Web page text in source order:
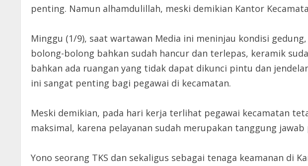
penting. Namun alhamdulillah, meski demikian Kantor
Minggu (1/9), saat wartawan Media ini meninjau kondisi
bolong-bolong bahkan sudah hancur dan terlepas, keramik
bahkan ada ruangan yang tidak dapat dikunci pintu dan
ini sangat penting bagi pegawai di kecamatan.
Meski demikian, pada hari kerja terlihat pegawai kecamatan
maksimal, karena pelayanan sudah merupakan tanggung
Yono seorang TKS dan sekaligus sebagai tenaga keamanan